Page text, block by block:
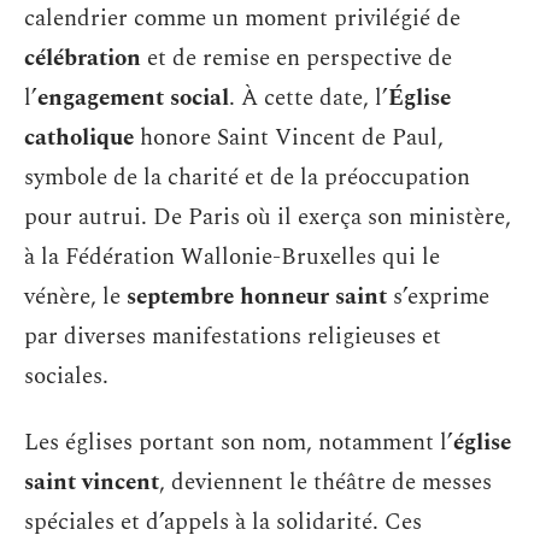
calendrier comme un moment privilégié de
célébration et de remise en perspective de
l’engagement social. À cette date, l’Église
catholique honore Saint Vincent de Paul,
symbole de la charité et de la préoccupation
pour autrui. De Paris où il exerça son ministère,
à la Fédération Wallonie-Bruxelles qui le
vénère, le septembre honneur saint s’exprime
par diverses manifestations religieuses et
sociales.
Les églises portant son nom, notamment l’église
saint vincent, deviennent le théâtre de messes
spéciales et d’appels à la solidarité. Ces